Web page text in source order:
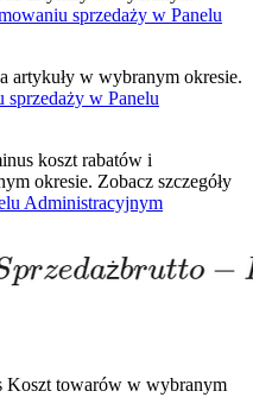
sprzedaży w Panelu
artykuły w wybranym okresie.
sprzedaży w Panelu
koszt rabatów i
okresie. Zobacz szczegóły
Administracyjnym
Koszt towarów w wybranym